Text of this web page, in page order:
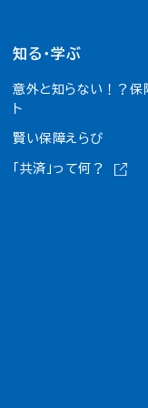
知る・学ぶ
意外と知らない！？保
ト
賢い保障えらび
「共済」って何？